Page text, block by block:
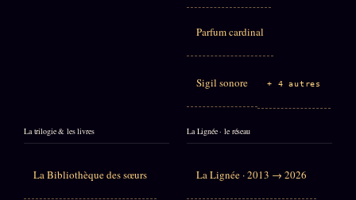
Parfum cardinal
Sigil sonore + 4 autres
La trilogie & les livres
La Bibliothèque des sœurs
La Lignée · le réseau
La Lignée · 2013 → 2026